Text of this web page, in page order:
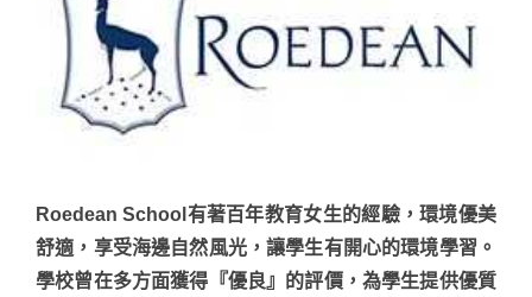
Roedean School有著百年教育女生的經驗，環境優美
舒適，享受海邊自然風光，讓學生有開心的環境學習。
學校曾在多方面獲得『優良』的評價，為學生提供優質